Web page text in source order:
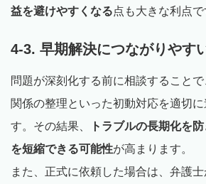
益を避けやすくなる点も大きな利点で
4-3. 早期解決につながりやす
問題が深刻化する前に相談すること
関係の整理といった初動対応を適切
す。その結果、
トラブルの長期化を
を短縮できる可能性が高まります。
また、正式に依頼した場合は、弁護